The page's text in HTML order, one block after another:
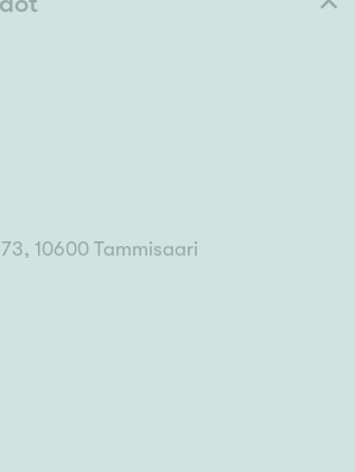
10600 Tammisaari